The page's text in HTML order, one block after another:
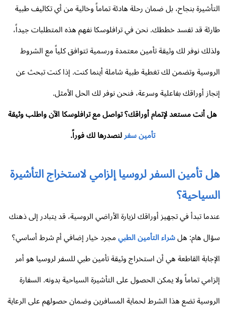
بنجاح، بل ضمان رحلة هادئة تماماً وخالية من أي تكاليف طبية
قد تفسد خططك. نحن في ترافلوسكا نفهم هذه المتطلبات جيداً،
نوفر لك وثيقة تأمين معتمدة ورسمية تتوافق كلياً مع الشروط
وتضمن لك تغطية طبية شاملة أينما كنت. إذا كنت تبحث عن
أوراقك بفاعلية وسرعة، فنحن نوفر لك الحل الأمثل.
أنت مستعد لإتمام أوراقك؟ تواصل مع ترافلوسكا الآن واطلب وثيقة
تأمين سفرلنصدرها لك فوراً.
تأمين السفر لروسيا إلزامي لاستخراج التأشيرة
تبدأ في تجهيز أوراقك لزيارة الأراضي الروسية، قد يتبادر إلى ذهنك
هام: هلشراء التأمين الطبيمجرد خيار إضافي أم شرط أساسي؟
القاطعة هي أن استخراج وثيقة تأمين طبي للسفر لروسيا هو أمر
تماماً ولا يمكن الحصول على التأشيرة السياحية بدونه. السفارة
تضع هذا الشرط لحماية المسافرين وضمان حصولهم على الرعاية